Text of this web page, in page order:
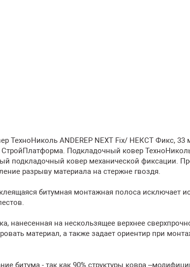
ТехноНиколь ANDEREP NEXT Fix/ НЕКСТ Фикс, 33
СтройПлатформа. Подкладочный ковер
подкладочный ковер механической фиксации.
разрыву материала на стержне гвоздя.
битумная монтажная полоса исключает
нанесенная на нескользящее верхнее
материал, а также задает ориентир при
битума - так как 90% структуры ковра